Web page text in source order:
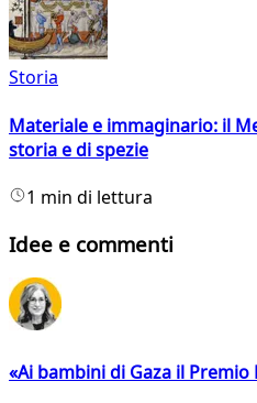
Storia
Materiale e immaginario: il
storia e di spezie
1 min di lettura
Idee e commenti
«Ai bambini di Gaza il Premio